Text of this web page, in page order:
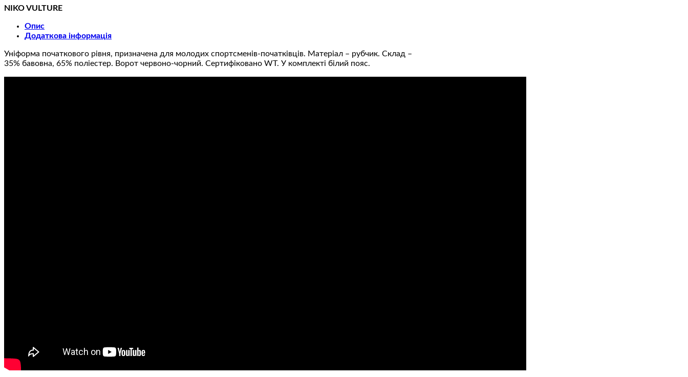
NIKO VULTURE
Опис
Додаткова інформація
Уніформа початкового рівня, призначена для молодих спортсменів-початківців. Матеріал – рубчик. Склад –
35% бавовна, 65% поліестер. Ворот червоно-чорний. Сертифіковано WT. У комплекті білий пояс.